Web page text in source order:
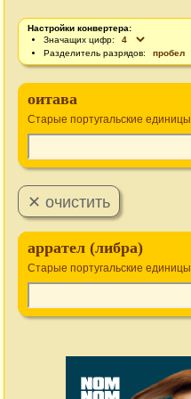
Настройки конвертера:
Значащих цифр:
Разделитель разрядов:
оитава
Старые португальские единицы
аррател (либра)
Старые португальские единицы